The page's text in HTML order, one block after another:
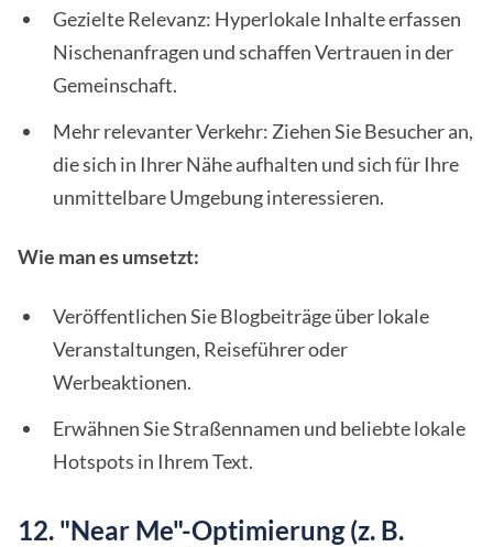
Gezielte Relevanz: Hyperlokale Inhalte erfassen
Nischenanfragen und schaffen Vertrauen in der
Gemeinschaft.
Mehr relevanter Verkehr: Ziehen Sie Besucher an,
die sich in Ihrer Nähe aufhalten und sich für Ihre
unmittelbare Umgebung interessieren.
Wie man es umsetzt:
Veröffentlichen Sie Blogbeiträge über lokale
Veranstaltungen, Reiseführer oder
Werbeaktionen.
Erwähnen Sie Straßennamen und beliebte lokale
Hotspots in Ihrem Text.
12. "Near Me"-Optimierung (z. B.